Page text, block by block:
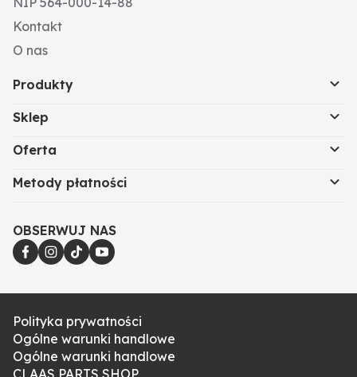
Kontakt
O nas
Produkty
Sklep
Oferta
Metody płatności
OBSERWUJ NAS
Polityka prywatności
Ogólne warunki handlowe
Ogólne warunki handlowe